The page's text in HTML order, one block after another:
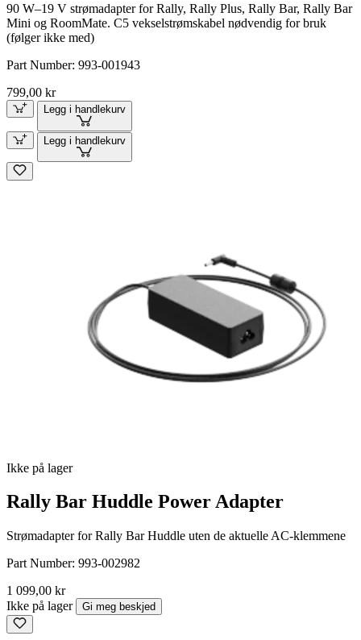
90 W–19 V strømadapter for Rally, Rally Plus, Rally Bar, Rally Bar
Mini og RoomMate. C5 vekselstrømskabel nødvendig for bruk
(følger ikke med)
Part Number: 993-001943
799,00 kr
Legg i handlekurv
Legg i handlekurv
Ikke på lager
Rally Bar Huddle Power Adapter
Strømadapter for Rally Bar Huddle uten de aktuelle AC-klemmene
Part Number: 993-002982
1 099,00 kr
Ikke på lager
Gi meg beskjed